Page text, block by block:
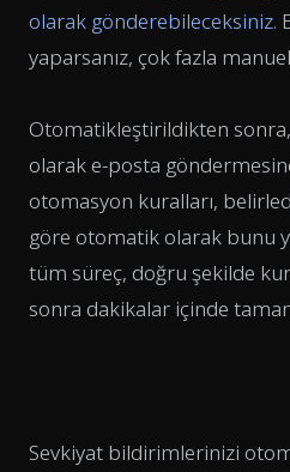
olarak gönderebileceksiniz.
yaparsanız, çok fazla
Otomatikleştirildikten
olarak e-posta
otomasyon kuralları,
göre otomatik olarak bunu
tüm süreç, doğru şekilde
sonra dakikalar içinde
Sevkiyat bildirimlerinizi